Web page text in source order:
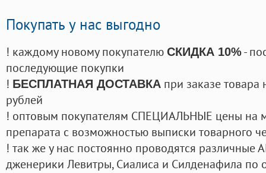
Покупать у нас выгодно
! каждому новому покупателю СКИДКА 10%-
последующие покупки
! БЕСПЛАТНАЯ ДОСТАВКА при заказе
рублей
! оптовым покупателям СПЕЦИАЛЬНЫЕ цены на
препарата с возможностью выписки товарного
! так же у нас постоянно проводятся
дженерики Левитры, Сиалиса и Силденафила по